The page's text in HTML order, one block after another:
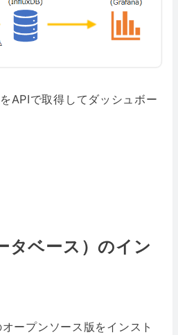
APIで取得してダッシュボー
ベース）のイン
ープンソース版をインスト